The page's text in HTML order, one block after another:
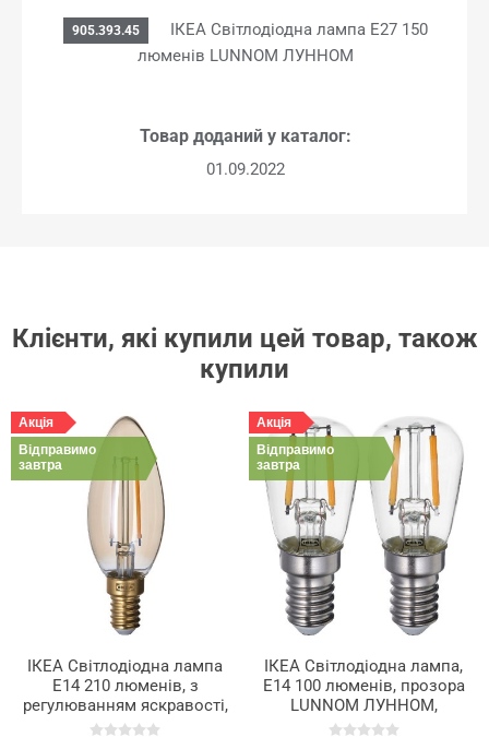
905.393.45
ІКЕА Світлодіодна лампа E27 150
люменів LUNNOM ЛУННОМ
Товар доданий у каталог:
01.09.2022
Клієнти, які купили цей товар, також
купили
Акція
Відправимо
завтра
ІКЕА Світлодіодна лампа
E14 210 люменів, з
регулюванням яскравості,
люстра з прозорого
Акція
Відправимо
завтра
ІКЕА Світлодіодна лампа,
E14 100 люменів, прозора
LUNNOM ЛУННОМ,
605.393.23